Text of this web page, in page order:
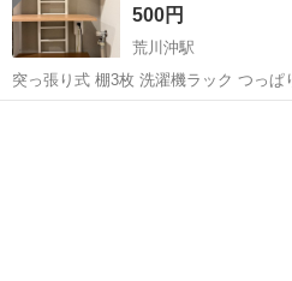
500円
荒川沖駅
突っ張り式 棚3枚 洗濯機ラック つっぱり 洗濯機
55x高さ207〜264cm 棚板含む奥行